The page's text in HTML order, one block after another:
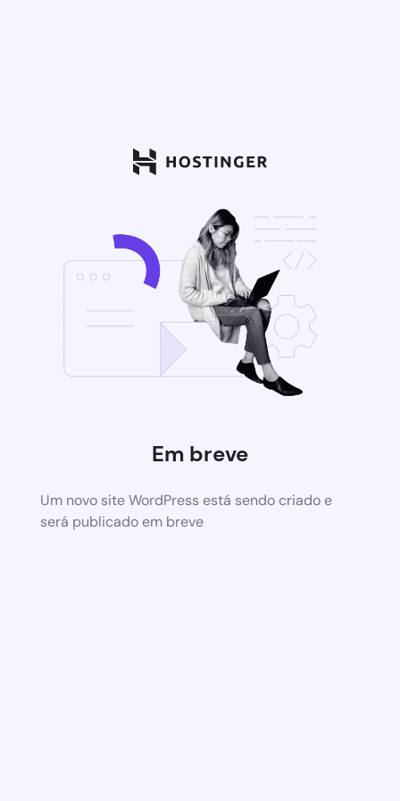
Em breve
Um novo site WordPress está sendo criado e
será publicado em breve